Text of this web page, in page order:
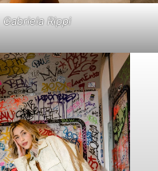
Gabriela Rippi